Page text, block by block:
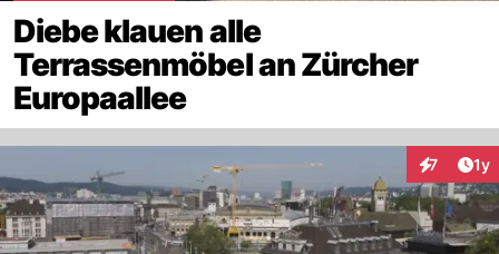
Diebe klauen alle
Terrassenmöbel an Zürcher
Europaallee
7 1y